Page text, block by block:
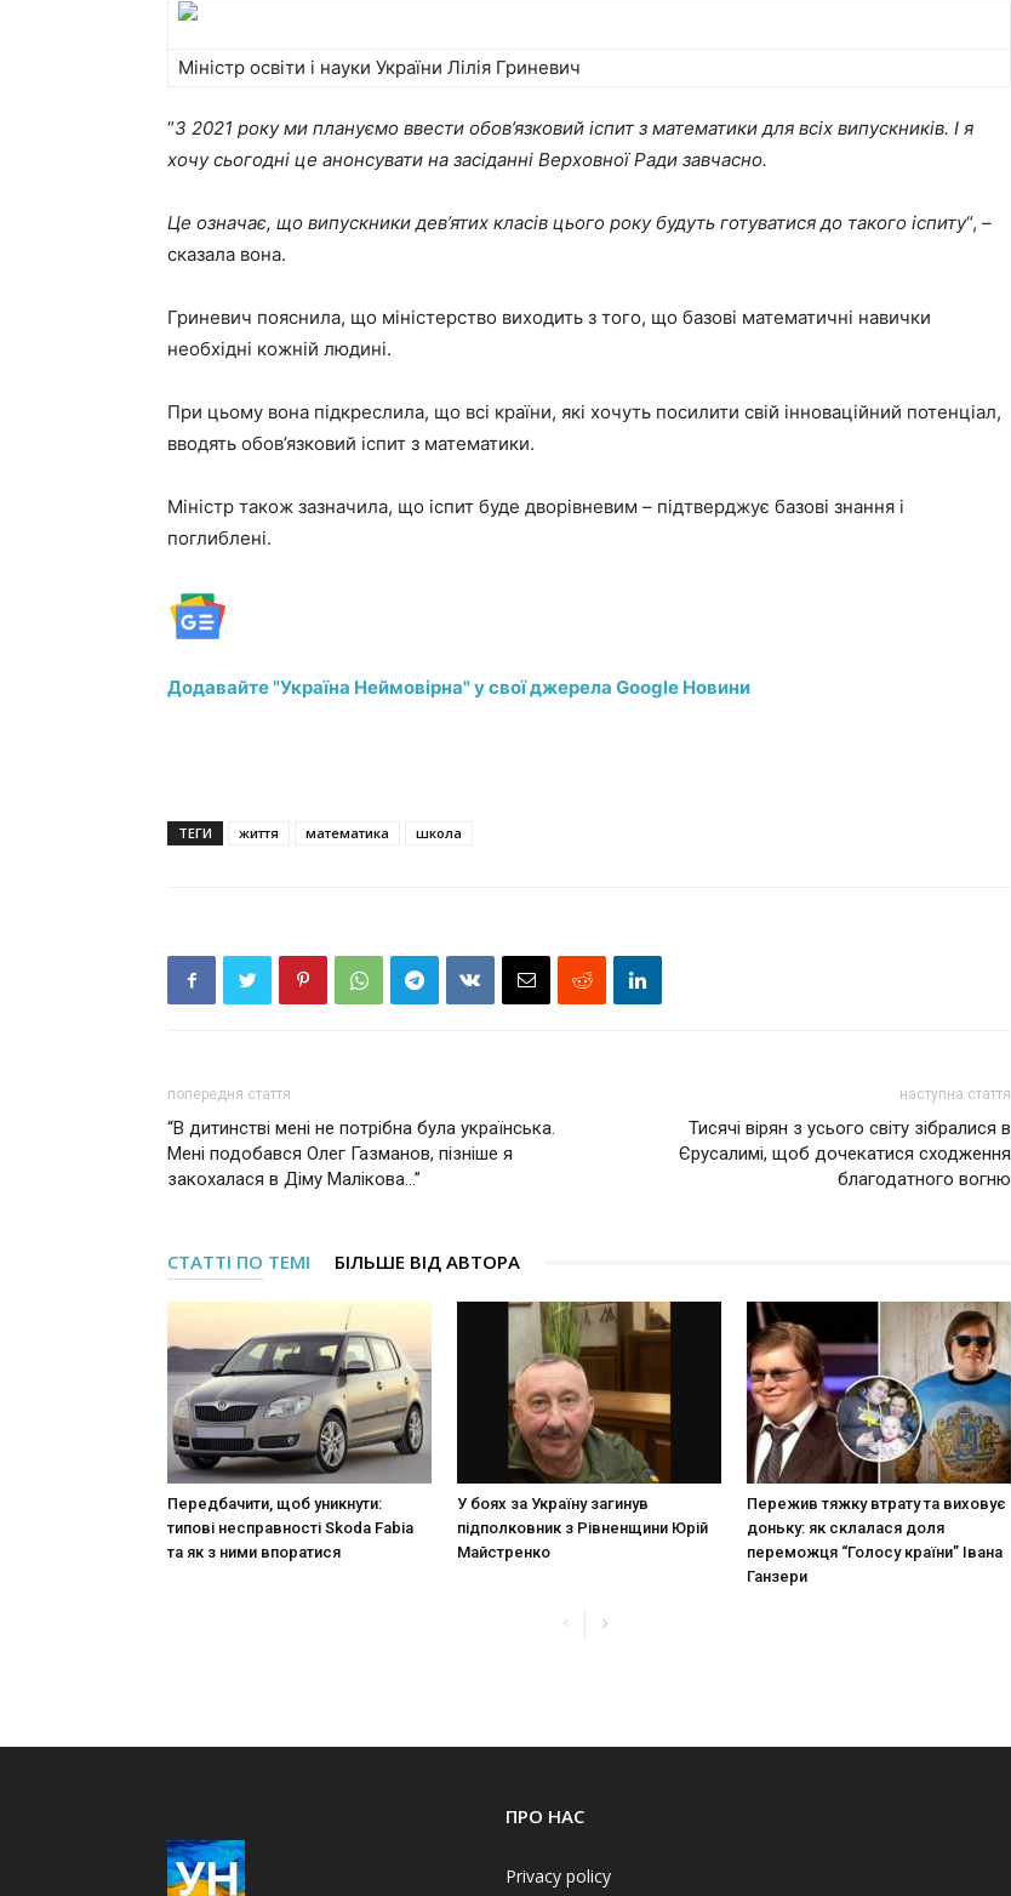
Міністр освіти і науки України Лілія Гриневич
“З 2021 року ми плануємо ввести обов’язковий іспит з математики для всіх випускників. І я
хочу сьогодні це анонсувати на засіданні Верховної Ради завчасно.
Це означає, що випускники дев’ятих класів цього року будуть готуватися до такого іспиту“, –
сказала вона.
Гриневич пояснила, що міністерство виходить з того, що базові математичні навички
необхідні кожній людині.
При цьому вона підкреслила, що всі країни, які хочуть посилити свій інноваційний потенціал,
вводять обов’язковий іспит з математики.
Міністр також зазначила, що іспит буде дворівневим – підтверджує базові знання і
поглиблені.
Додавайте "Україна Неймовірна" у свої джерела Google Новини
ТЕГИ життя математика школа
попередня стаття
“В дитинстві мені не потрібна була українська.
Мені подобався Олег Газманов, пізніше я
закохалася в Діму Малікова…”
наступна стаття
Тисячі вірян з усього світу зібралися в
Єрусалимі, щоб дочекатися сходження
благодатного вогню
СТАТТІ ПО ТЕМІ БІЛЬШЕ ВІД АВТОРА
Передбачити, щоб уникнути:
типові несправності Skoda Fabia
та як з ними впоратися
У боях за Україну загинув
підполковник з Рівненщини Юрій
Майстренко
Пережив тяжку втрату та виховує
доньку: як склалася доля
переможця “Голосу країни” Івана
Ганзери
ПРО НАС
Privacy policy